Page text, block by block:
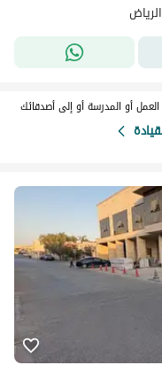
أو المدرسة أو إلى أصدقائك